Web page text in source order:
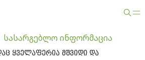
სასარგებლო ინფორმაცია
ყველაფერია მშვიდი და